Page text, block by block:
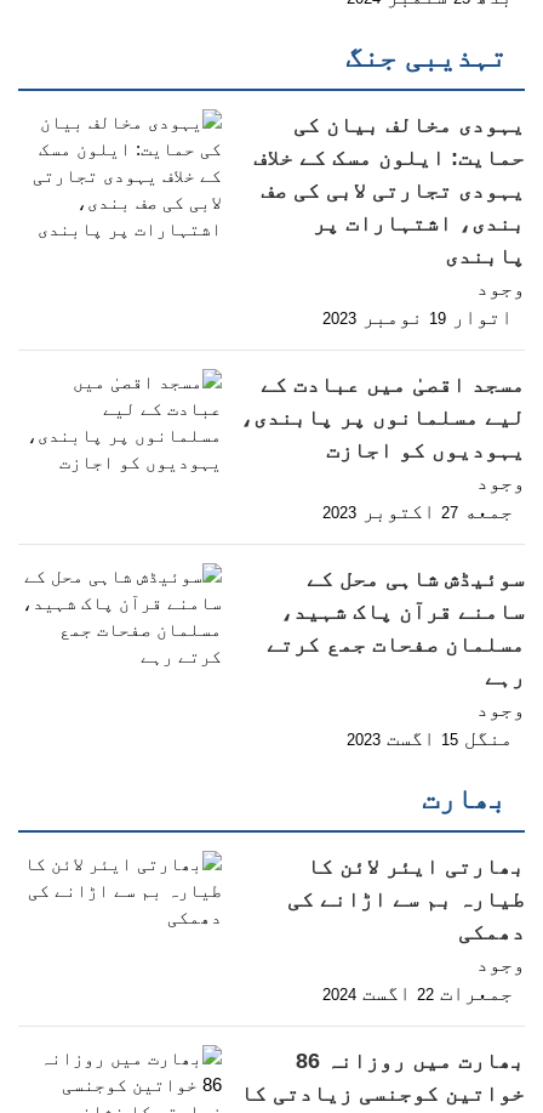
تہذیبی جنگ
یہودی مخالف بیان کی
حمایت: ایلون مسک کے خلاف
یہودی تجارتی لابی کی صف
بندی، اشتہارات پر
پابندی
وجود
اتوار 19 نومبر 2023
مسجد اقصیٰ میں عبادت کے
لیے مسلمانوں پر پابندی،
یہودیوں کو اجازت
وجود
جمعه 27 اکتوبر 2023
سوئیڈش شاہی محل کے
سامنے قرآن پاک شہید،
مسلمان صفحات جمع کرتے
رہے
وجود
منگل 15 اگست 2023
بھارت
بھارتی ایئر لائن کا
طیارہ بم سے اڑانے کی
دھمکی
وجود
جمعرات 22 اگست 2024
بھارت میں روزانہ 86
خواتین کوجنسی زیادتی کا